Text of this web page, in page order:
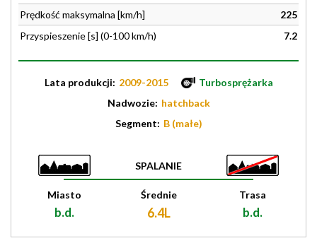
Prędkość maksymalna [km/h]
225
Przyspieszenie [s] (0-100 km/h)
7.2
Lata produkcji: 2009-2015
Turbosprężarka
Nadwozie: hatchback
Segment: B (małe)
SPALANIE
Miasto
b.d.
Średnie
6.4L
Trasa
b.d.